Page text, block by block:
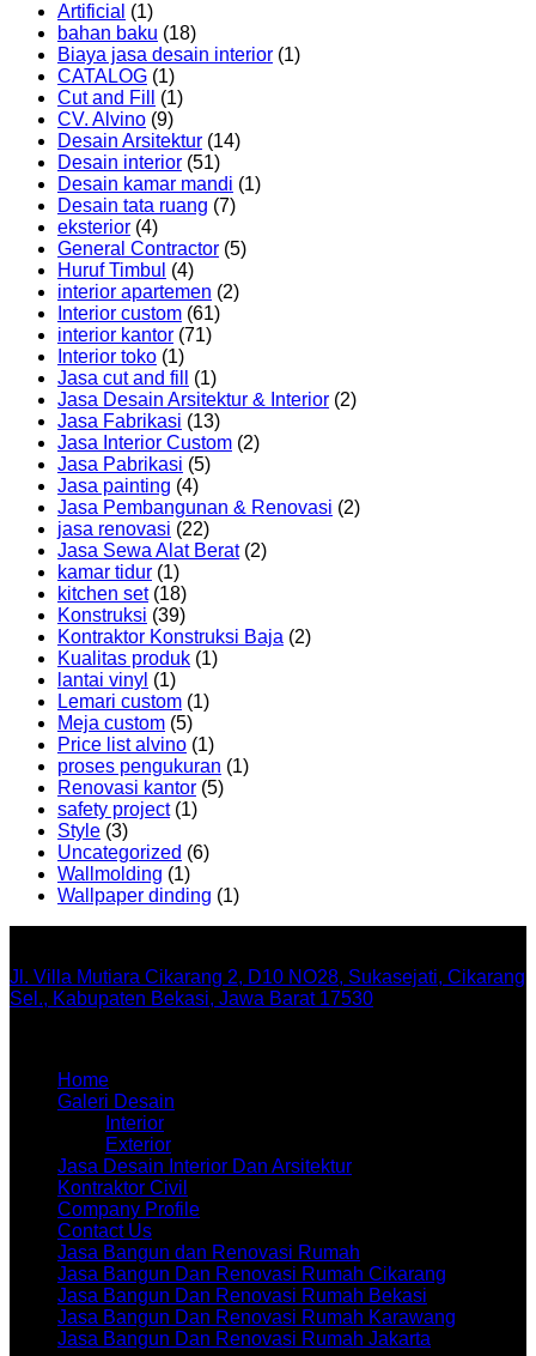
Artificial (1)
bahan baku (18)
Biaya jasa desain interior (1)
CATALOG (1)
Cut and Fill
(1)
CV. Alvino (9)
Desain Arsitektur (14)
Desain interior (51)
Desain kamar mandi (1)
Desain tata ruang (7)
eksterior (4)
General Contractor (5)
Huruf Timbul (4)
interior apartemen (2)
Interior custom (61)
interior kantor (71)
Interior toko (1)
Jasa cut and fill
(1)
Jasa Desain Arsitektur & Interior (2)
Jasa Fabrikasi (13)
Jasa Interior Custom (2)
Jasa Pabrikasi (5)
Jasa painting (4)
Jasa Pembangunan & Renovasi (2)
jasa renovasi (22)
Jasa Sewa Alat Berat(2)
kamar tidur (1)
kitchen set(18)
Konstruksi (39)
Kontraktor Konstruksi Baja (2)
Kualitas produk (1)
lantai vinyl (1)
Lemari custom (1)
Meja custom (5)
Price list alvino (1)
proses pengukuran (1)
Renovasi kantor (5)
safety project(1)
Style (3)
Uncategorized (6)
Wallmolding (1)
Wallpaper dinding (1)
Jl. Villa Mutiara Cikarang 2, D10 NO28, Sukasejati, Cikarang
Sel., Kabupaten Bekasi, Jawa Barat 17530
Home
Galeri Desain
Interior
Exterior
Jasa Desain Interior Dan Arsitektur
Kontraktor Civil
Company Profile
Contact Us
Jasa Bangun dan Renovasi Rumah
Jasa Bangun Dan Renovasi Rumah Cikarang
Jasa Bangun Dan Renovasi Rumah Bekasi
Jasa Bangun Dan Renovasi Rumah Karawang
Jasa Bangun Dan Renovasi Rumah Jakarta